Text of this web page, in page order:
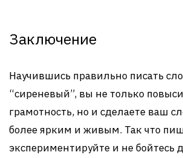
Заключение
Научившись правильно писать
“сиреневый”, вы не только
грамотность, но и сделаете ваш
более ярким и живым. Так что
экспериментируйте и не бойтесь